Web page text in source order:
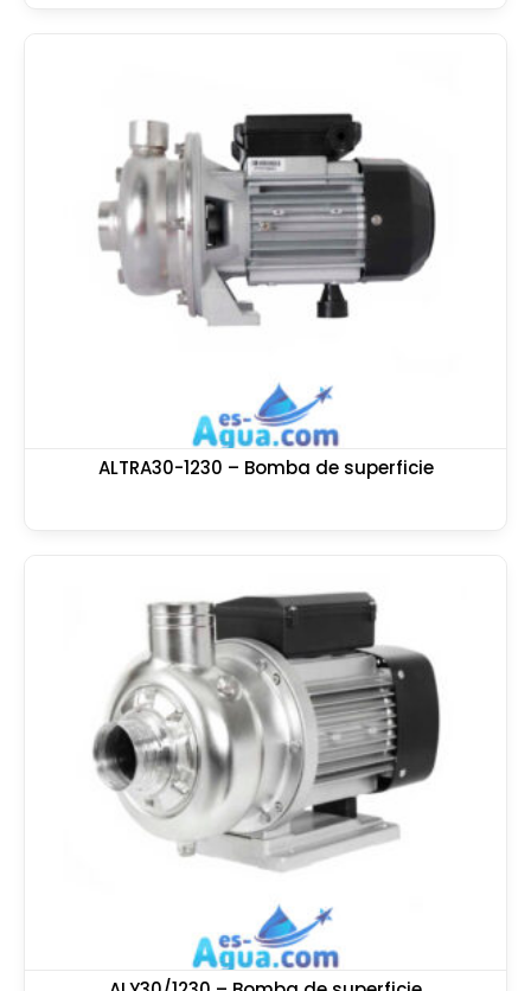
ALTRA30-1230 – Bomba de superficie